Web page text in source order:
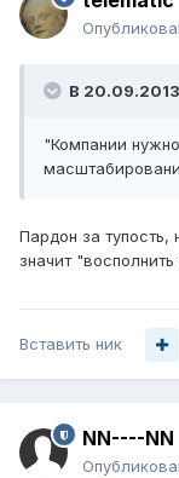
В
"Компании
Пардон за
значит
Вставить ник
NN----NN